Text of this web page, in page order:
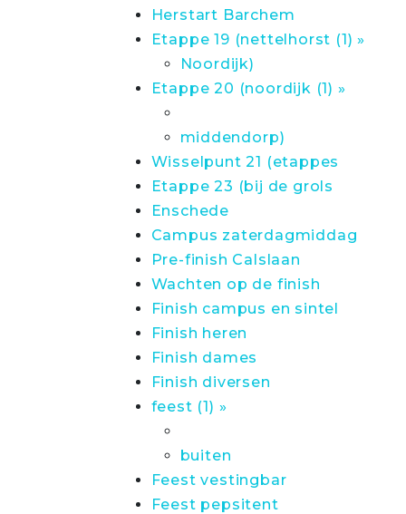
Herstart Barchem
Etappe 19 (nettelhorst (1) »
Noordijk)
Etappe 20 (noordijk (1) »
middendorp)
Wisselpunt 21 (etappes
Etappe 23 (bij de grols
Enschede
Campus zaterdagmiddag
Pre-finish Calslaan
Wachten op de finish
Finish campus en sintel
Finish heren
Finish dames
Finish diversen
feest (1) »
buiten
Feest vestingbar
Feest pepsitent